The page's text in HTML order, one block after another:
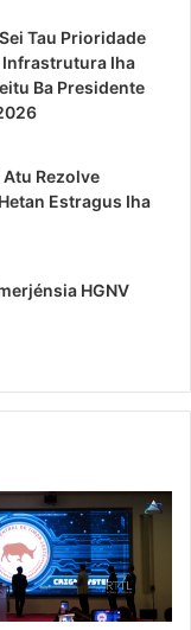
Tau Prioridade
Infrastrutura Iha
Ba Presidente
Atu Rezolve
Estragus Iha
HGNV